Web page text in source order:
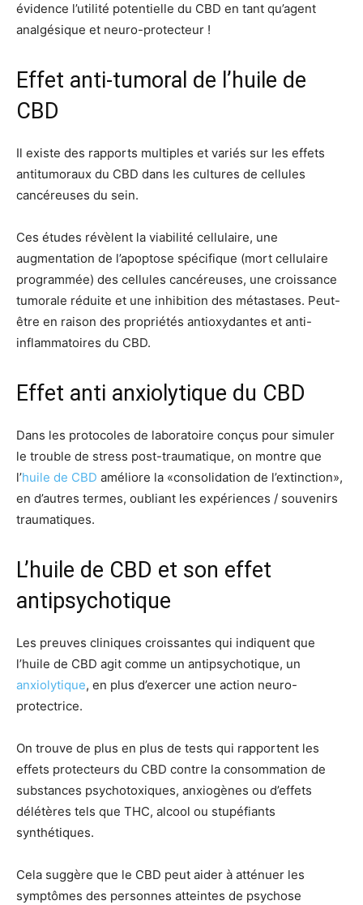
évidence l’utilité potentielle du CBD en tant qu’agent
analgésique et neuro-protecteur !
Effet anti-tumoral de l’huile de
CBD
Il existe des rapports multiples et variés sur les effets
antitumoraux du CBD dans les cultures de cellules
cancéreuses du sein.
Ces études révèlent la viabilité cellulaire, une
augmentation de l’apoptose spécifique (mort cellulaire
programmée) des cellules cancéreuses, une croissance
tumorale réduite et une inhibition des métastases. Peut-
être en raison des propriétés antioxydantes et anti-
inflammatoires du CBD.
Effet anti anxiolytique du CBD
Dans les protocoles de laboratoire conçus pour simuler
le trouble de stress post-traumatique, on montre que
l’huile de CBD améliore la «consolidation de l’extinction»,
en d’autres termes, oubliant les expériences / souvenirs
traumatiques.
L’huile de CBD et son effet
antipsychotique
Les preuves cliniques croissantes qui indiquent que
l’huile de CBD agit comme un antipsychotique, un
anxiolytique, en plus d’exercer une action neuro-
protectrice.
On trouve de plus en plus de tests qui rapportent les
effets protecteurs du CBD contre la consommation de
substances psychotoxiques, anxiogènes ou d’effets
délétères tels que THC, alcool ou stupéfiants
synthétiques.
Cela suggère que le CBD peut aider à atténuer les
symptômes des personnes atteintes de psychose